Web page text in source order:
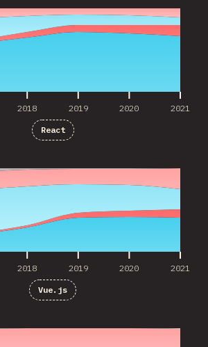
2018 2019 2020 2021
React
2018 2019 2020 2021
Vue.js